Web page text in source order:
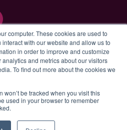
computer. These cookies are used to
with our website and allow us to
in order to improve and customize
and metrics about our visitors
To find out more about the cookies we
won’t be tracked when you visit this
used in your browser to remember
AS